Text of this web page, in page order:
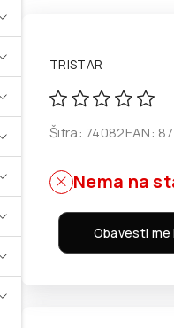
TRISTAR
Šifra: 74082EAN:
Nema na
Obavesti